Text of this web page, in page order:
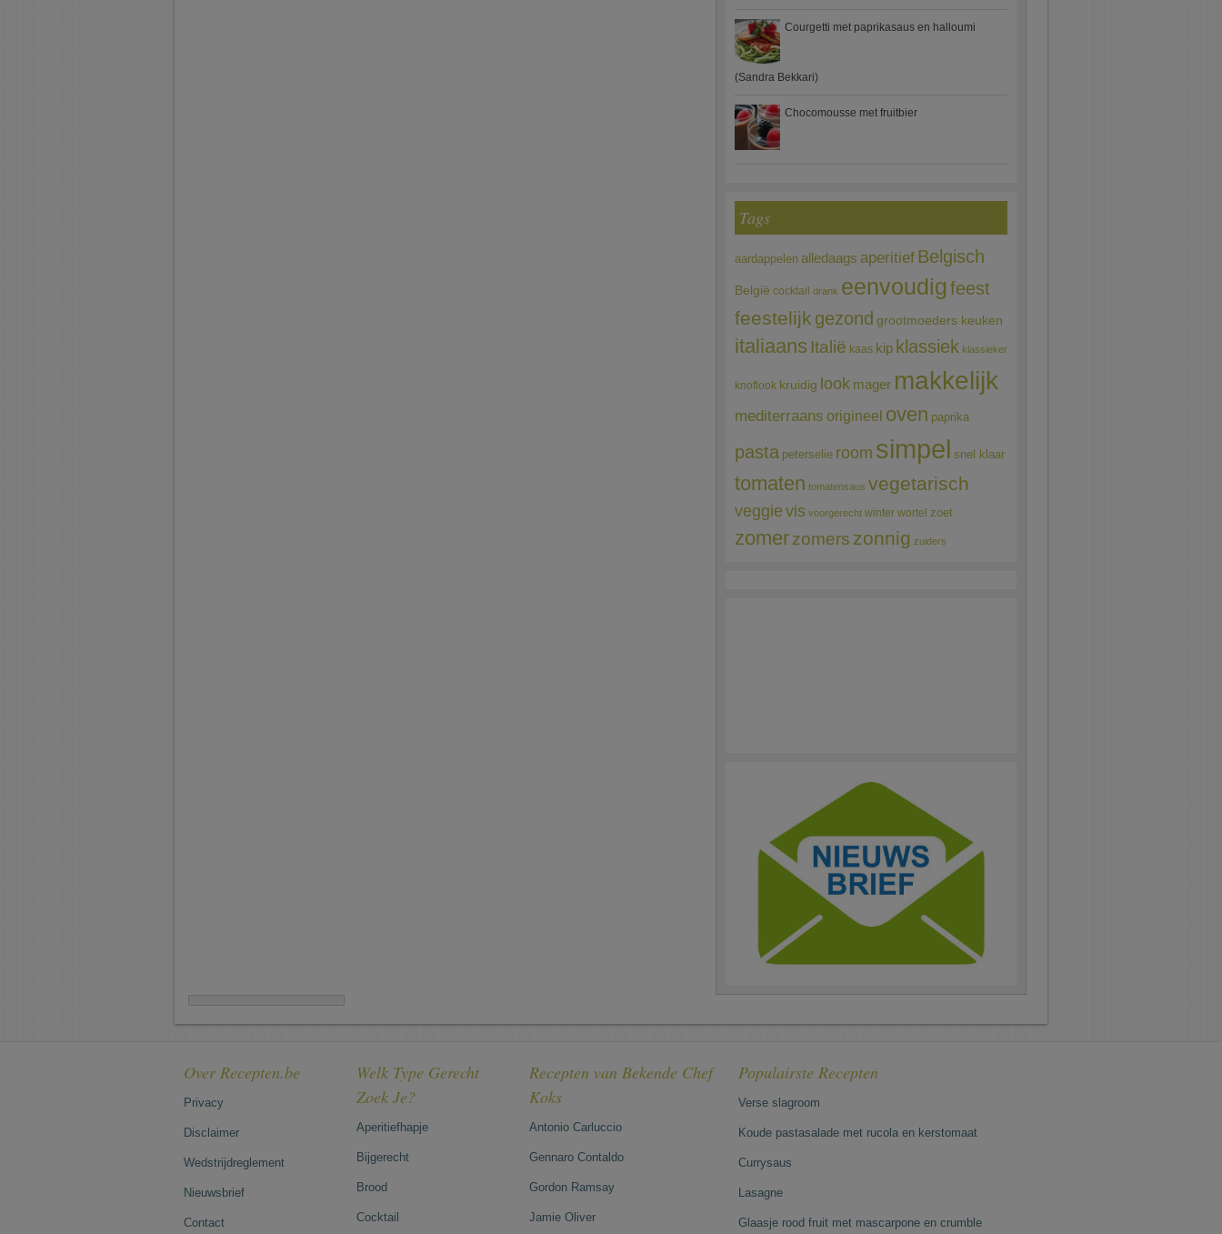
Courgetti met paprikasaus en halloumi
(Sandra Bekkari)
Chocomousse met fruitbier
Tags
aardappelen alledaags aperitief Belgisch
België cocktail drank eenvoudigfeest
feestelijk gezond grootmoeders keuken
italiaans Italië kaas kip klassiek klassieker
knoflook kruidig look mager makkelijk
mediterraans origineel oven paprika
pasta peterselie room simpel snel klaar
tomaten tomatensaus vegetarisch
veggie vis voorgerecht winter wortel zoet
zomerzomers zonnig zuiders
Over Recepten.be
Privacy
Disclaimer
Wedstrijdreglement
Nieuwsbrief
Contact
Welk Type Gerecht
Zoek Je?
Aperitiefhapje
Bijgerecht
Brood
Cocktail
Recepten van Bekende Chef
Koks
Antonio Carluccio
Gennaro Contaldo
Gordon Ramsay
Jamie Oliver
Populairste Recepten
Verse slagroom
Koude pastasalade met rucola en kerstomaat
Currysaus
Lasagne
Glaasje rood fruit met mascarpone en crumble